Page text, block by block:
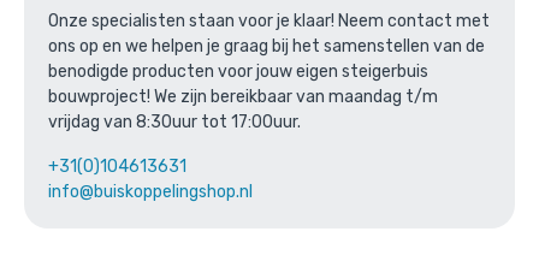
Onze specialisten staan voor je klaar! Neem contact met
ons op en we helpen je graag bij het samenstellen van de
benodigde producten voor jouw eigen steigerbuis
bouwproject! We zijn bereikbaar van maandag t/m
vrijdag van 8:30uur tot 17:00uur.
+31(0)104613631
info@buiskoppelingshop.nl
Bovenstaande product wordt vaak
gecombineerd met: